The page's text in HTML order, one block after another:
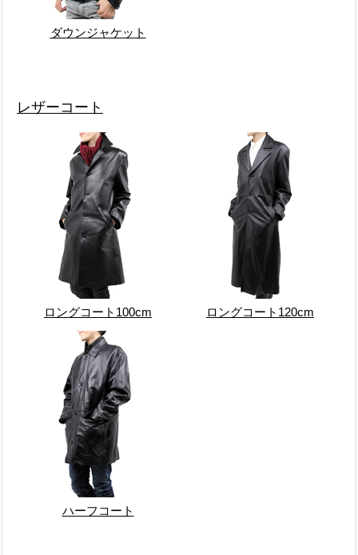
ダウンジャケット
レザーコート
ロングコート100cm ロングコート120cm
ハーフコート